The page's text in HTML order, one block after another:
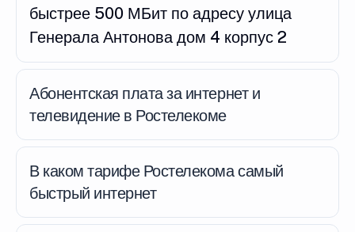
быстрее 500 МБит по адресу улица
Генерала Антонова дом 4 корпус 2
Абонентская плата за интернет и
телевидение в Ростелекоме
В каком тарифе Ростелекома самый
быстрый интернет